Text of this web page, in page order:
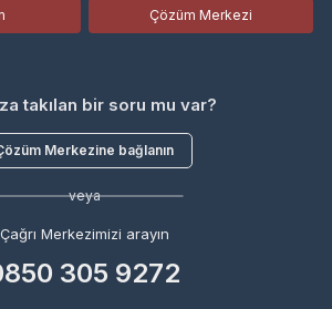
Çözüm Merkezi
takılan bir soru mu var?
Merkezine bağlanın
veya
Çağrı Merkezimizi arayın
305 9272